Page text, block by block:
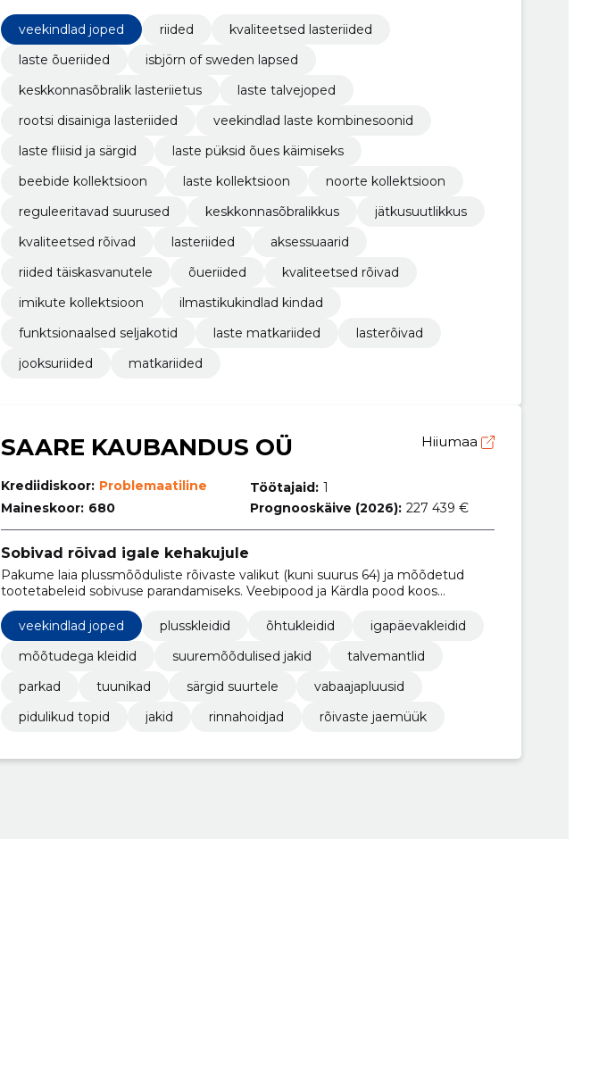
veekindlad joped riided
kvaliteetsed lasteriided
laste õueriided
isbjörn of sweden lapsed
keskkonnasõbralik lasteriietus
laste talvejoped
rootsi disainiga lasteriided
veekindlad laste kombinesoonid
laste fliisid ja särgid
laste püksid õues käimiseks
beebide kollektsioon
laste kollektsioon
noorte kollektsioon
reguleeritavad suurused
keskkonnasõbralikkus
jätkusuutlikkus
kvaliteetsed rõivad
lasteriided
aksessuaarid
riided täiskasvanutele
õueriided
kvaliteetsed rõivad
imikute kollektsioon
ilmastikukindlad kindad
funktsionaalsed seljakotid
laste matkariided
lasterõivad
jooksuriided
matkariided
SAARE KAUBANDUS OÜ Hiiumaa
Krediidiskoor: Problemaatiline
Maineskoor: 680
Töötajaid: 1
Prognooskäive (2026): 227 439 €
Sobivad rõivad igale kehakujule
Pakume laia plussmõõduliste rõivaste valikut (kuni suurus 64) ja mõõdetud
tootetabeleid sobivuse parandamiseks. Veebipood ja Kärdla pood koos
veekindlad joped
plusskleidid õhtukleidid
igapäevakleidid
mõõtudega kleidid
suuremõõdulised jakid
talvemantlid
parkad
tuunikad särgid suurtele
vabaajapluusid
pidulikud topid
jakid rinnahoidjad rõivaste jaemüük